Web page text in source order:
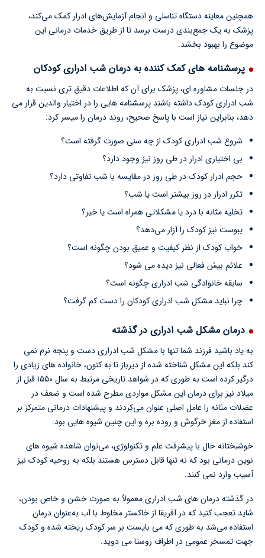
همچنین معاینه دستگاه تناسلی و انجام آزمایش‌های ادرار کمک می‌کند،
پزشک به یک جمع‌بندی درست برسد تا از طریق خدمات درمانی این
موضوع را بهبود بخشد.
پرسشنامه های کمک کننده به درمان شب ادراری کودکان
در جلسات مشاوره ای، پزشک برای آن که اطلاعات دقیق تری نسبت به
شب ادراری کودک داشته باشند پرسشنامه هایی را در اختیار والدین قرار می
دهد، بنابراین نیاز است با پاسخ صحیح، روند درمان را میسر کرد:
شروع شب ادراری کودک از چه سنی صورت گرفته است؟
بی اختیاری ادرار در طی روز نیز وجود دارد؟
حجم ادرار کودک در طی روز در مقایسه با شب تفاوتی دارد؟
تکرر ادرار در روز بیشتر است یا شب؟
تخلیه مثانه با درد یا مشکلاتی همراه است یا خیر؟
یبوست نیز کودک را آزار می‌دهد؟
خواب کودک از نظر کیفیت و عمیق بودن چگونه است؟
علائم بیش فعالی نیز دیده می شود؟
سابقه خانوادگی شب ادراری چگونه است؟
چرا نباید مشکل شب ادراری کودکان را دست کم گرفت؟
درمان مشکل شب ادراری در گذشته
به یاد باشید فرزند شما تنها با مشکل شب ادراری دست و پنجه نرم نمی
کند بلکه این مشکل شناخته شده از دیرباز تا به کنون، خانواده های زیادی را
درگیر کرده است به طوری که در شواهد تاریخی مرتبط به سال ۱۵۵۰ قبل از
میلاد نیز برای درمان این مشکل مواردی مطرح شده است و ضعف در
عضلات مثانه را عامل اصلی عنوان می‌کردند و پیشنهادات درمانی متمرکز بر
استفاده از مغز خرگوش و روده بره و این چنین شیوه هایی بود.
خوشبختانه حال با پیشرفت علم و تکنولوژی، می‌توان شاهده شیوه های
نوین درمانی بود که نه تنها قابل دسترس هستند بلکه به روحیه کودک نیز
آسیب وارد نمی کنند.
در گذشته درمان های شب ادراری معمولاً به صورت خشن و خاص بودن،
شاید تعجب کنید که در آفریقا از خاکستر مخلوط با آب به‌عنوان درمان
استفاده می‌شد به طوری که می بایست بر سر کودک ریخته شده و کودک
جهت تمسخر عمومی در اطراف روستا می دوید.